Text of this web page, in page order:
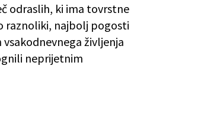
odraslih, ki ima tovrstne
raznoliki, najbolj pogosti
življenja
neprijetnim